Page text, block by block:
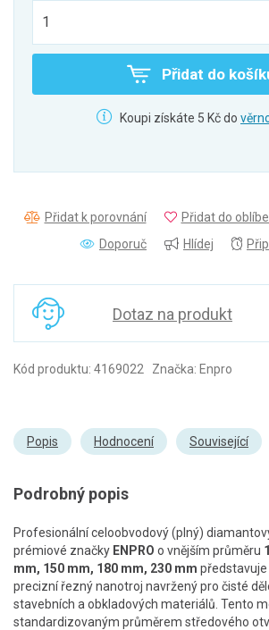
Přidat do
Koupi získáte 5 Kč do
Přidat k porovnání Přidat do
Doporuč
Hlídej
Dotaz na produkt
Kód produktu: 4169022 Značka: Enpro
Popis Hodnocení Související
Podrobný popis
Profesionální celoobvodový (plný)
prémiové značky ENPRO o vnějším průměru
mm, 150 mm, 180 mm, 230 mm představuje
precizní řezný nanotroj navržený pro čisté
stavebních a obkladových materiálů. Tento
standardizovaným průměrem středového